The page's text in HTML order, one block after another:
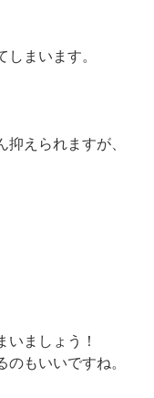
まいます。
えられますが、
いましょう！
もいいですね。